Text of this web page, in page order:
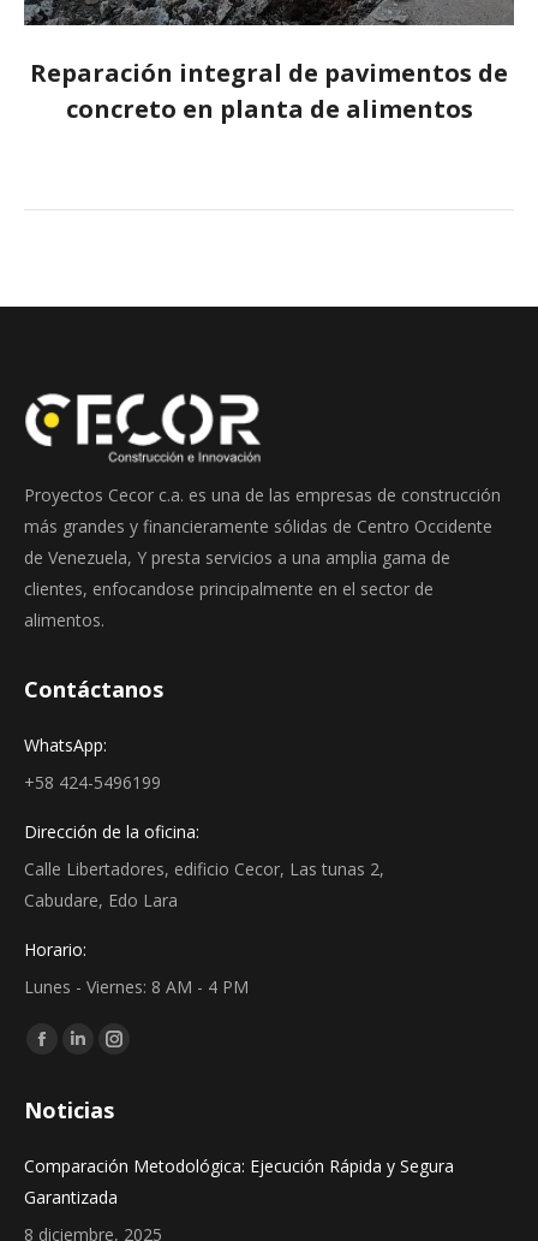
Reparación integral de pavimentos de
concreto en planta de alimentos
Proyectos Cecor c.a. es una de las empresas de construcción
más grandes y financieramente sólidas de Centro Occidente
de Venezuela, Y presta servicios a una amplia gama de
clientes, enfocandose principalmente en el sector de
alimentos.
Contáctanos
WhatsApp:
+58 424-5496199
Dirección de la oficina:
Calle Libertadores, edificio Cecor, Las tunas 2,
Cabudare, Edo Lara
Horario:
Lunes - Viernes: 8 AM - 4 PM
Find us on:
Facebook
opens
new
window
Linkedin
opens
new
window
Instagram
opens
new
window
Noticias
Comparación Metodológica: Ejecución Rápida y Segura
Garantizada
8 diciembre, 2025